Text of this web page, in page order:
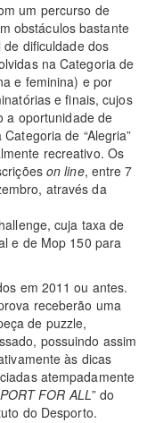
um percurso de
obstáculos bastante
dificuldade dos
na Categoria de
e feminina) e por
e finais, cujos
a oportunidade de
de “Alegria”
recreativo. Os
on line, entre 7
através da
cuja taxa de
e de Mop 150 para
em 2011 ou antes.
receberão uma
de puzzle,
possuindo assim
às dicas
atempadamente
FOR ALL” do
do Desporto.